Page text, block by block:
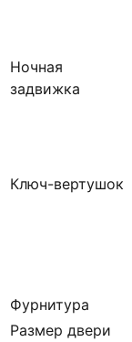
Ночная
задвижка
Ключ-вертушок
Фурнитура
Размер двери